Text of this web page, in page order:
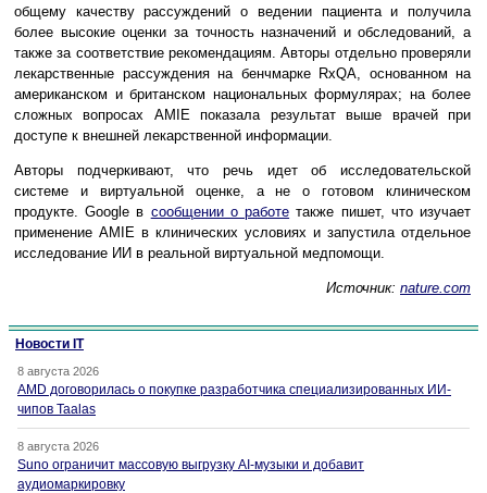
общему качеству рассуждений о ведении пациента и получила
более высокие оценки за точность назначений и обследований, а
также за соответствие рекомендациям. Авторы отдельно проверяли
лекарственные рассуждения на бенчмарке RxQA, основанном на
американском и британском национальных формулярах; на более
сложных вопросах AMIE показала результат выше врачей при
доступе к внешней лекарственной информации.
Авторы подчеркивают, что речь идет об исследовательской
системе и виртуальной оценке, а не о готовом клиническом
продукте. Google в сообщении о работе также пишет, что изучает
применение AMIE в клинических условиях и запустила отдельное
исследование ИИ в реальной виртуальной медпомощи.
Источник: nature.com
Новости IT
8 августа 2026
AMD договорилась о покупке разработчика специализированных ИИ-
чипов Taalas
8 августа 2026
Suno ограничит массовую выгрузку AI-музыки и добавит
аудиомаркировку